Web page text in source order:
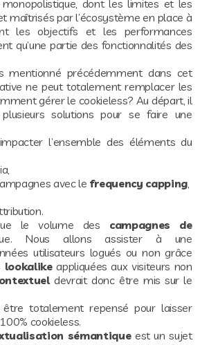
monopolistique, dont les limites et les
maîtrisés par l’écosystème en place à
les objectifs et les performances
qu’une partie des fonctionnalités des
mentionné précédemment dans cet
ne peut totalement remplacer les
gérer le cookieless? Au départ, il
solutions pour se faire une
l’ensemble des éléments du
avec le frequency capping
le volume des campagnes de
Nous allons assister à une
utilisateurs logués ou non grâce
appliquées aux visiteurs non
devrait donc être mis sur le
totalement repensé pour laisser
cookieless.
sémantiqueest un sujet